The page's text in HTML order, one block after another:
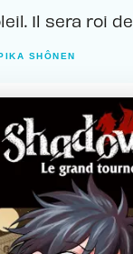
Il sera roi
SHÔNEN